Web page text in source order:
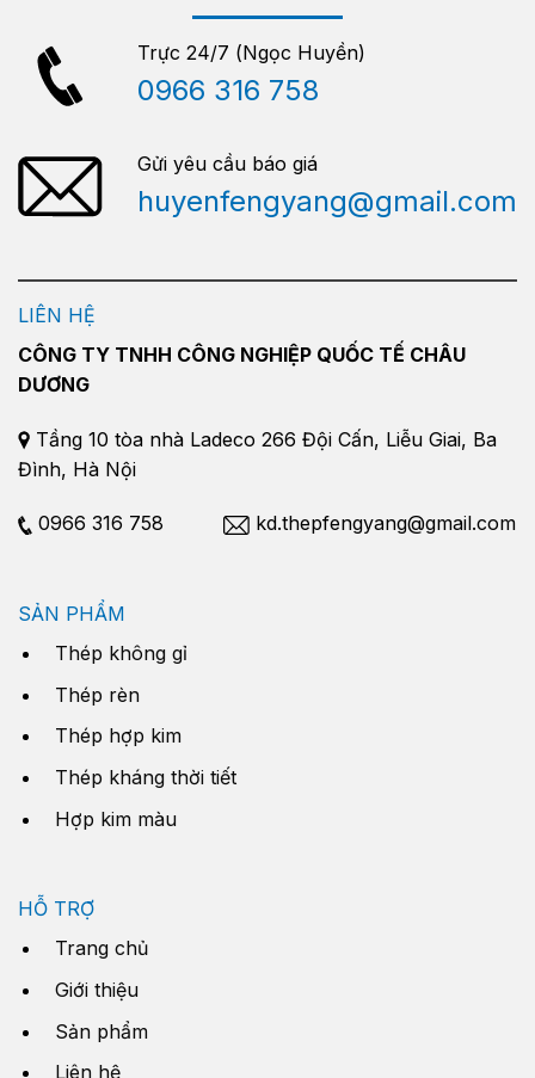
Trực 24/7 (Ngọc Huyền)
0966 316 758
Gửi yêu cầu báo giá
huyenfengyang@gmail.com
LIÊN HỆ
CÔNG TY TNHH CÔNG NGHIỆP QUỐC TẾ CHÂU
DƯƠNG
Tầng 10 tòa nhà Ladeco 266 Đội Cấn, Liễu Giai, Ba
Đình, Hà Nội
0966 316 758 kd.thepfengyang@gmail.com
SẢN PHẨM
Thép không gỉ
Thép rèn
Thép hợp kim
Thép kháng thời tiết
Hợp kim màu
HỖ TRỢ
Trang chủ
Giới thiệu
Sản phẩm
Liên hệ